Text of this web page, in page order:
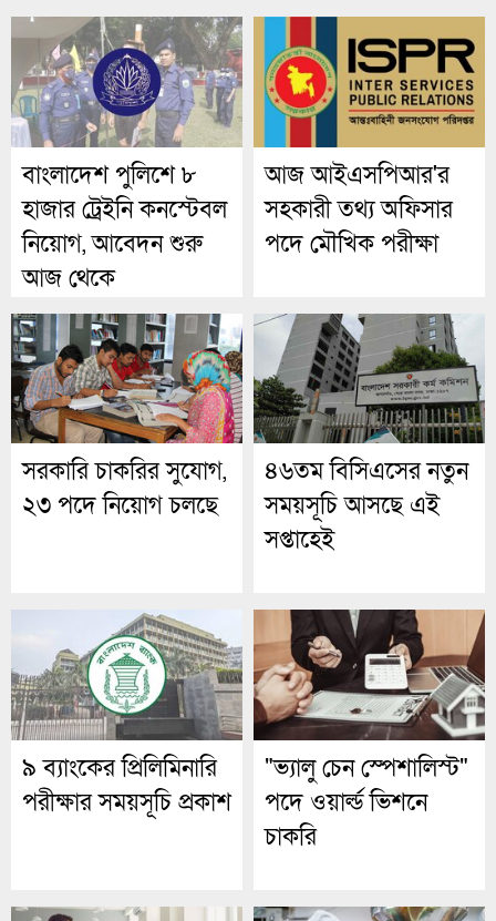
বাংলাদেশ পুলিশে ৮
হাজার ট্রেইনি কনস্টেবল
নিয়োগ, আবেদন শুরু
আজ থেকে
আজ আইএসপিআর'র
সহকারী তথ্য অফিসার
পদে মৌখিক পরীক্ষা
সরকারি চাকরির সুযোগ,
২৩ পদে নিয়োগ চলছে
৪৬তম বিসিএসের নতুন
সময়সূচি আসছে এই
সপ্তাহেই
৯ ব্যাংকের প্রিলিমিনারি
পরীক্ষার সময়সূচি প্রকাশ
"ভ্যালু চেন স্পেশালিস্ট"
পদে ওয়ার্ল্ড ভিশনে
চাকরি